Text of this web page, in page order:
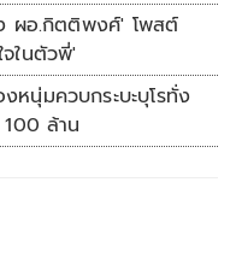
ผอ.กิตติพงศ์' โพสต์
ในตัวพี่'
หนุ่มควบกระบะบุโรทั่ง
100 ล้าน